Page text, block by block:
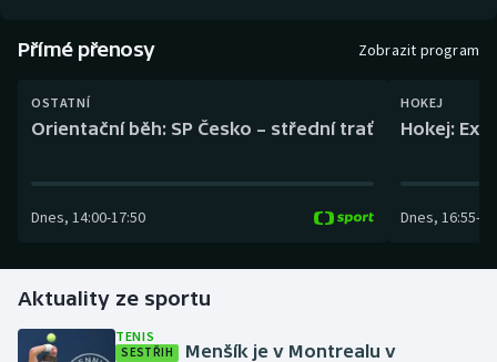
Curling
Futsal
Golf
Přímé přenosy Zobrazit program
OSTATNÍ
Orientační běh: SP Česko – střední trať
Dnes, 14:00-17:50
HOKEJ
Hokej:
Dnes, 16:55-
Aktuality ze sportu
TENIS
SESTŘIH
Menšík je v Montrealu v